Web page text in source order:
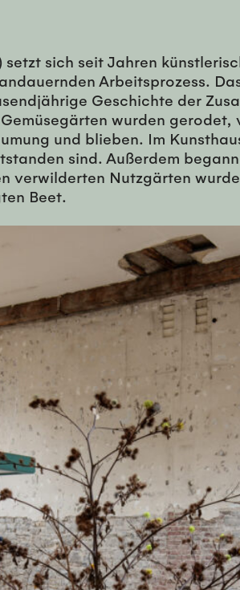
sich seit Jahren
Arbeitsprozess.
Geschichte der
wurden
und blieben. Im
sind. Außerdem
verwilderten Nutzgärten
Beet.